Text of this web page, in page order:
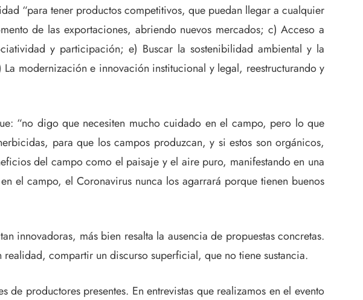
“para tener productos competitivos, que puedan llegar a cualquier
de las exportaciones, abriendo nuevos mercados; c) Acceso a
y participación; e) Buscar la sostenibilidad ambiental y la
modernización e innovación institucional y legal, reestructurando y
“no digo que necesiten mucho cuidado en el campo, pero lo que
para que los campos produzcan, y si estos son orgánicos,
del campo como el paisaje y el aire puro, manifestando en una
el campo, el Coronavirus nunca los agarrará porque tienen buenos
innovadoras, más bien resalta la ausencia de propuestas concretas.
compartir un discurso superficial, que no tiene sustancia.
productores presentes. En entrevistas que realizamos en el evento